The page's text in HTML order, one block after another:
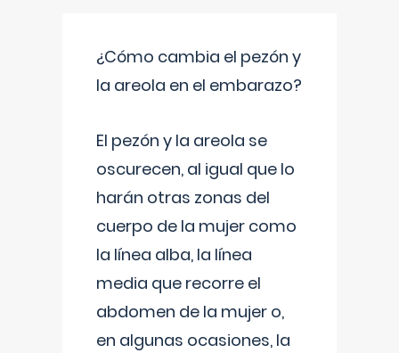
¿Cómo cambia el pezón y
la areola en el embarazo?
El pezón y la areola se
oscurecen, al igual que lo
harán otras zonas del
cuerpo de la mujer como
la línea alba, la línea
media que recorre el
abdomen de la mujer o,
en algunas ocasiones, la